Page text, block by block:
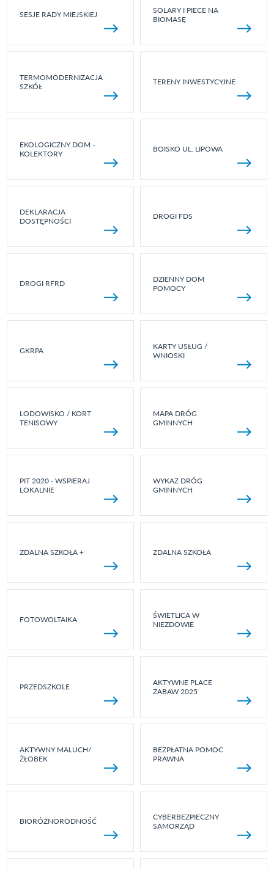
SESJE RADY MIEJSKIEJ
SOLARY I PIECE NA
BIOMASĘ
TERMOMODERNIZACJA
SZKÓŁ
TERENY INWESTYCYJNE
EKOLOGICZNY DOM -
KOLEKTORY
BOISKO UL. LIPOWA
DEKLARACJA
DOSTĘPNOŚCI
DROGI FDS
DROGI RFRD
DZIENNY DOM
POMOCY
GKRPA
KARTY USŁUG /
WNIOSKI
LODOWISKO / KORT
TENISOWY
MAPA DRÓG
GMINNYCH
PIT 2020 - WSPIERAJ
LOKALNIE
WYKAZ DRÓG
GMINNYCH
ZDALNA SZKOŁA + ZDALNA SZKOŁA
FOTOWOLTAIKA
ŚWIETLICA W
NIEZDOWIE
PRZEDSZKOLE
AKTYWNE PLACE
ZABAW 2025
AKTYWNY MALUCH/
ŻŁOBEK
BEZPŁATNA POMOC
PRAWNA
BIORÓŻNORODNOŚĆ
CYBERBEZPIECZNY
SAMORZĄD